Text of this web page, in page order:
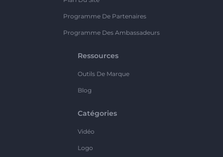
Programme De Partenaires
Programme Des Ambassadeurs
Ressources
Outils De Marque
Blog
Catégories
Vidéo
Logo